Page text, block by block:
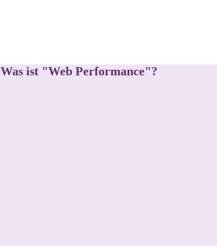
Was ist "Web Performance"?